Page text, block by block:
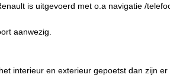
is uitgevoerd met o.a navigatie /
aanwezig.
interieur en exterieur gepoetst dan zijn